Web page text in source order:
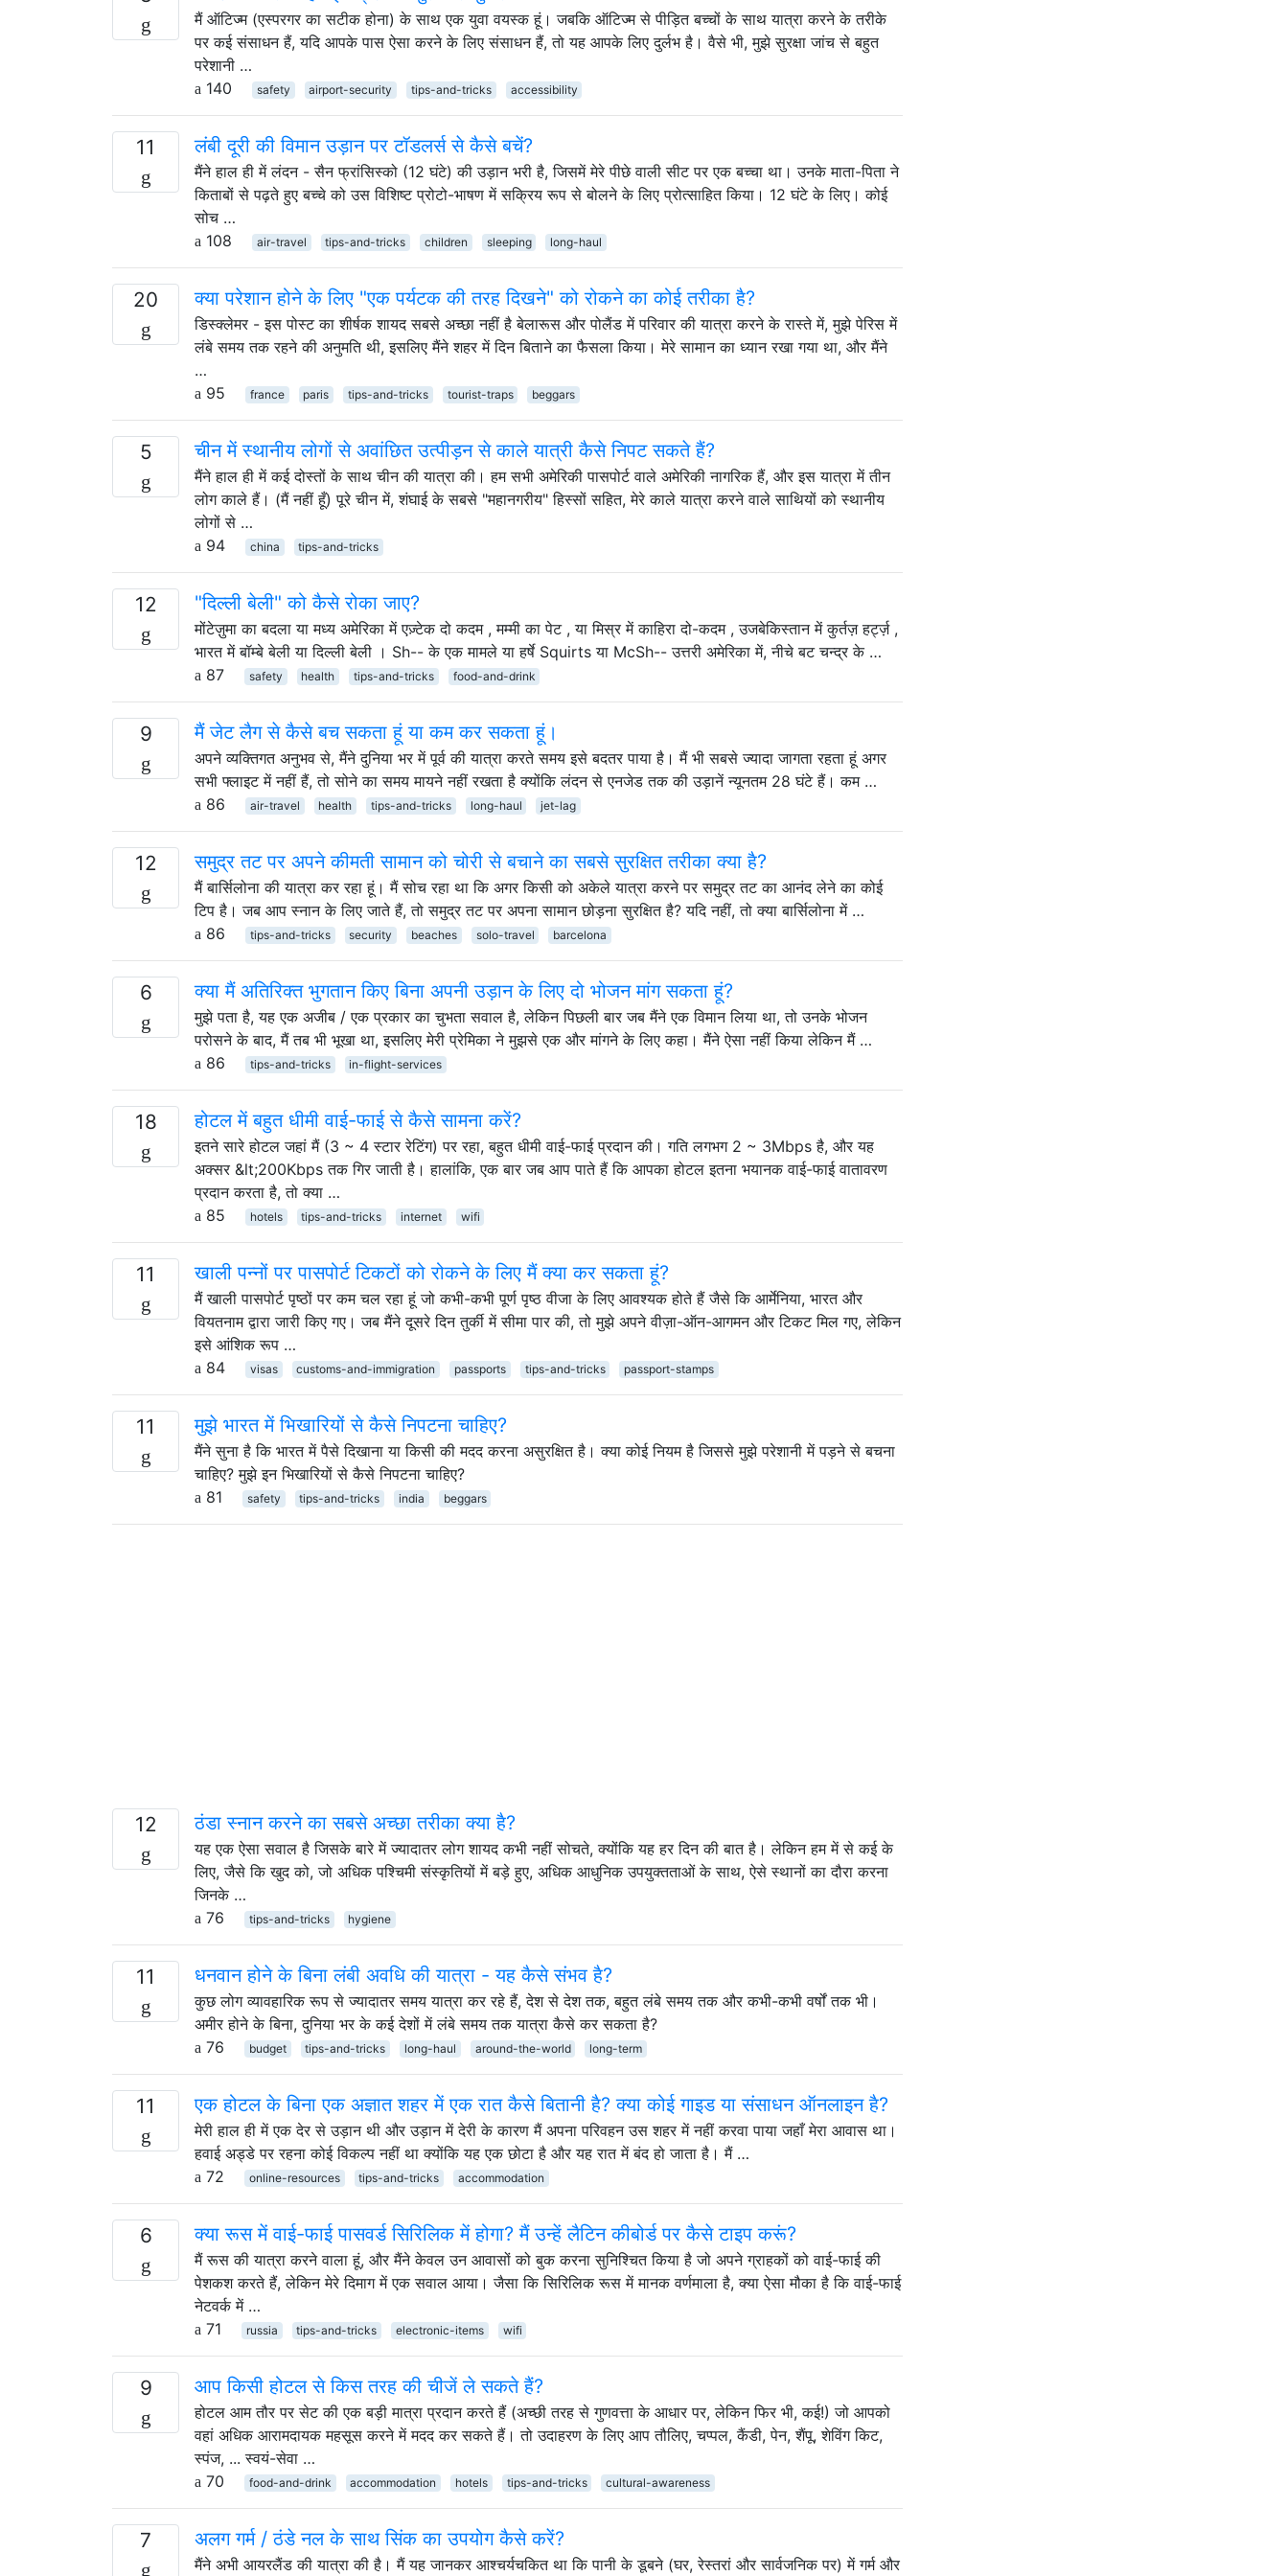
मैं ऑटिज्म (एस्परगर का सटीक होना) के साथ एक युवा वयस्क हूं। जबकि ऑटिज्म से पीड़ित बच्चों के साथ यात्रा करने के तरीके
पर कई संसाधन हैं, यदि आपके पास ऐसा करने के लिए संसाधन हैं, तो यह आपके लिए दुर्लभ है। वैसे भी, मुझे सुरक्षा जांच से बहुत
परेशानी …
140
safety airport-security tips-and-tricks accessibility
11 लंबी दूरी की विमान उड़ान पर टॉडलर्स से कैसे बचें?
मैंने हाल ही में लंदन - सैन फ्रांसिस्को (12 घंटे) की उड़ान भरी है, जिसमें मेरे पीछे वाली सीट पर एक बच्चा था। उनके माता-पिता ने
किताबों से पढ़ते हुए बच्चे को उस विशिष्ट प्रोटो-भाषण में सक्रिय रूप से बोलने के लिए प्रोत्साहित किया। 12 घंटे के लिए। कोई
सोच …
108
air-travel tips-and-tricks children sleeping long-haul
20 क्या परेशान होने के लिए "एक पर्यटक की तरह दिखने" को रोकने का कोई तरीका है?
डिस्क्लेमर - इस पोस्ट का शीर्षक शायद सबसे अच्छा नहीं है बेलारूस और पोलैंड में परिवार की यात्रा करने के रास्ते में, मुझे पेरिस में
लंबे समय तक रहने की अनुमति थी, इसलिए मैंने शहर में दिन बिताने का फैसला किया। मेरे सामान का ध्यान रखा गया था, और मैंने
…
95
france paris tips-and-tricks tourist-traps beggars
5 चीन में स्थानीय लोगों से अवांछित उत्पीड़न से काले यात्री कैसे निपट सकते हैं?
मैंने हाल ही में कई दोस्तों के साथ चीन की यात्रा की। हम सभी अमेरिकी पासपोर्ट वाले अमेरिकी नागरिक हैं, और इस यात्रा में तीन
लोग काले हैं। (मैं नहीं हूँ) पूरे चीन में, शंघाई के सबसे "महानगरीय" हिस्सों सहित, मेरे काले यात्रा करने वाले साथियों को स्थानीय
लोगों से …
94
china tips-and-tricks
12 "दिल्ली बेली" को कैसे रोका जाए?
मोंटेज़ुमा का बदला या मध्य अमेरिका में एज़्टेक दो कदम , मम्मी का पेट , या मिस्र में काहिरा दो-कदम , उजबेकिस्तान में कुर्तज़ हर्ट्ज़ ,
भारत में बॉम्बे बेली या दिल्ली बेली । Sh-- के एक मामले या हर्षे Squirts या McSh-- उत्तरी अमेरिका में, नीचे बट चन्द्र के …
87
safety health tips-and-tricks food-and-drink
9 मैं जेट लैग से कैसे बच सकता हूं या कम कर सकता हूं।
अपने व्यक्तिगत अनुभव से, मैंने दुनिया भर में पूर्व की यात्रा करते समय इसे बदतर पाया है। मैं भी सबसे ज्यादा जागता रहता हूं अगर
सभी फ्लाइट में नहीं हैं, तो सोने का समय मायने नहीं रखता है क्योंकि लंदन से एनजेड तक की उड़ानें न्यूनतम 28 घंटे हैं। कम …
86
air-travel health tips-and-tricks long-haul jet-lag
12 समुद्र तट पर अपने कीमती सामान को चोरी से बचाने का सबसे सुरक्षित तरीका क्या है?
मैं बार्सिलोना की यात्रा कर रहा हूं। मैं सोच रहा था कि अगर किसी को अकेले यात्रा करने पर समुद्र तट का आनंद लेने का कोई
टिप है। जब आप स्नान के लिए जाते हैं, तो समुद्र तट पर अपना सामान छोड़ना सुरक्षित है? यदि नहीं, तो क्या बार्सिलोना में …
86
tips-and-tricks security beaches solo-travel barcelona
6 क्या मैं अतिरिक्त भुगतान किए बिना अपनी उड़ान के लिए दो भोजन मांग सकता हूं?
मुझे पता है, यह एक अजीब / एक प्रकार का चुभता सवाल है, लेकिन पिछली बार जब मैंने एक विमान लिया था, तो उनके भोजन
परोसने के बाद, मैं तब भी भूखा था, इसलिए मेरी प्रेमिका ने मुझसे एक और मांगने के लिए कहा। मैंने ऐसा नहीं किया लेकिन मैं …
86
tips-and-tricks in-flight-services
18 होटल में बहुत धीमी वाई-फाई से कैसे सामना करें?
इतने सारे होटल जहां मैं (3 ~ 4 स्टार रेटिंग) पर रहा, बहुत धीमी वाई-फाई प्रदान की। गति लगभग 2 ~ 3Mbps है, और यह
अक्सर &lt;200Kbps तक गिर जाती है। हालांकि, एक बार जब आप पाते हैं कि आपका होटल इतना भयानक वाई-फाई वातावरण
प्रदान करता है, तो क्या …
85
hotels tips-and-tricks internet wifi
11 खाली पन्नों पर पासपोर्ट टिकटों को रोकने के लिए मैं क्या कर सकता हूं?
मैं खाली पासपोर्ट पृष्ठों पर कम चल रहा हूं जो कभी-कभी पूर्ण पृष्ठ वीजा के लिए आवश्यक होते हैं जैसे कि आर्मेनिया, भारत और
वियतनाम द्वारा जारी किए गए। जब मैंने दूसरे दिन तुर्की में सीमा पार की, तो मुझे अपने वीज़ा-ऑन-आगमन और टिकट मिल गए, लेकिन
इसे आंशिक रूप …
84
visas customs-and-immigration passports tips-and-tricks passport-stamps
11 मुझे भारत में भिखारियों से कैसे निपटना चाहिए?
मैंने सुना है कि भारत में पैसे दिखाना या किसी की मदद करना असुरक्षित है। क्या कोई नियम है जिससे मुझे परेशानी में पड़ने से बचना
चाहिए? मुझे इन भिखारियों से कैसे निपटना चाहिए?
81
safety tips-and-tricks india beggars
12 ठंडा स्नान करने का सबसे अच्छा तरीका क्या है?
यह एक ऐसा सवाल है जिसके बारे में ज्यादातर लोग शायद कभी नहीं सोचते, क्योंकि यह हर दिन की बात है। लेकिन हम में से कई के
लिए, जैसे कि खुद को, जो अधिक पश्चिमी संस्कृतियों में बड़े हुए, अधिक आधुनिक उपयुक्तताओं के साथ, ऐसे स्थानों का दौरा करना
जिनके …
76
tips-and-tricks hygiene
11 धनवान होने के बिना लंबी अवधि की यात्रा - यह कैसे संभव है?
कुछ लोग व्यावहारिक रूप से ज्यादातर समय यात्रा कर रहे हैं, देश से देश तक, बहुत लंबे समय तक और कभी-कभी वर्षों तक भी।
अमीर होने के बिना, दुनिया भर के कई देशों में लंबे समय तक यात्रा कैसे कर सकता है?
76
budget tips-and-tricks long-haul around-the-world long-term
11 एक होटल के बिना एक अज्ञात शहर में एक रात कैसे बितानी है? क्या कोई गाइड या संसाधन ऑनलाइन है?
मेरी हाल ही में एक देर से उड़ान थी और उड़ान में देरी के कारण मैं अपना परिवहन उस शहर में नहीं करवा पाया जहाँ मेरा आवास था।
हवाई अड्डे पर रहना कोई विकल्प नहीं था क्योंकि यह एक छोटा है और यह रात में बंद हो जाता है। मैं …
72
online-resources tips-and-tricks accommodation
6 क्या रूस में वाई-फाई पासवर्ड सिरिलिक में होगा? मैं उन्हें लैटिन कीबोर्ड पर कैसे टाइप करूं?
मैं रूस की यात्रा करने वाला हूं, और मैंने केवल उन आवासों को बुक करना सुनिश्चित किया है जो अपने ग्राहकों को वाई-फाई की
पेशकश करते हैं, लेकिन मेरे दिमाग में एक सवाल आया। जैसा कि सिरिलिक रूस में मानक वर्णमाला है, क्या ऐसा मौका है कि वाई-फाई
नेटवर्क में …
71
russia tips-and-tricks electronic-items wifi
9 आप किसी होटल से किस तरह की चीजें ले सकते हैं?
होटल आम तौर पर सेट की एक बड़ी मात्रा प्रदान करते हैं (अच्छी तरह से गुणवत्ता के आधार पर, लेकिन फिर भी, कई!) जो आपको
वहां अधिक आरामदायक महसूस करने में मदद कर सकते हैं। तो उदाहरण के लिए आप तौलिए, चप्पल, कैंडी, पेन, शैंपू, शेविंग किट,
स्पंज, ... स्वयं-सेवा …
70
food-and-drink accommodation hotels tips-and-tricks cultural-awareness
7 अलग गर्म / ठंडे नल के साथ सिंक का उपयोग कैसे करें?
मैंने अभी आयरलैंड की यात्रा की है। मैं यह जानकर आश्चर्यचकित था कि पानी के डूबने (घर, रेस्तरां और सार्वजनिक पर) में गर्म और